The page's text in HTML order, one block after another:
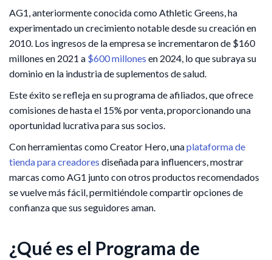
AG1, anteriormente conocida como Athletic Greens, ha
experimentado un crecimiento notable desde su creación en
2010. Los ingresos de la empresa se incrementaron de $160
millones en 2021 a $600 millones en 2024, lo que subraya su
dominio en la industria de suplementos de salud.
Este éxito se refleja en su programa de afiliados, que ofrece
comisiones de hasta el 15% por venta, proporcionando una
oportunidad lucrativa para sus socios.
Con herramientas como Creator Hero, unaplataforma de
tienda para creadores diseñada para influencers, mostrar
marcas como AG1 junto con otros productos recomendados
se vuelve más fácil, permitiéndole compartir opciones de
confianza que sus seguidores aman.​
¿Qué es el Programa de